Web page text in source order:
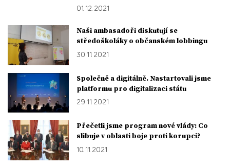
01. 12. 2021
Naši ambasadoři diskutují se
středoškoláky o občanském lobbingu
30. 11. 2021
Společně a digitálně. Nastartovali jsme
platformu pro digitalizaci státu
29. 11. 2021
Přečetli jsme program nové vlády: Co
slibuje v oblasti boje proti korupci?
10. 11. 2021